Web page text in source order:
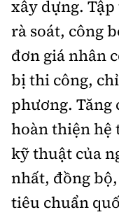
xây dựng.
rà soát, công
đơn giá nhân
bị thi công,
phương. Tăng
hoàn thiện hệ
kỹ thuật của
nhất, đồng
tiêu chuẩn